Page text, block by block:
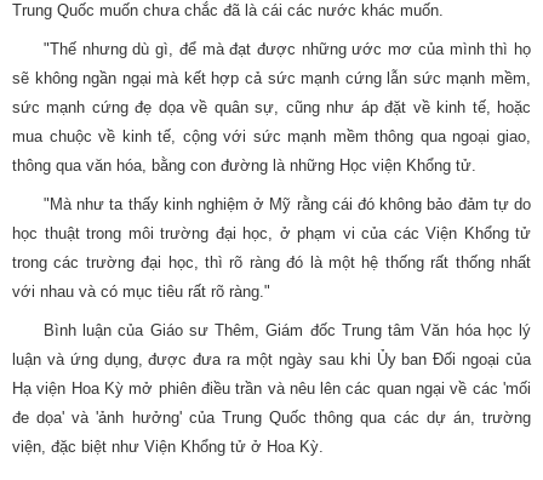
Trung Quốc muốn chưa chắc đã là cái các nước khác muốn.
"Thế nhưng dù gì, để mà đạt được những ước mơ của mình thì họ
sẽ không ngần ngại mà kết hợp cả sức mạnh cứng lẫn sức mạnh mềm,
sức mạnh cứng đẹ dọa về quân sự, cũng như áp đặt về kinh tế, hoặc
mua chuộc về kinh tế, cộng với sức mạnh mềm thông qua ngoại giao,
thông qua văn hóa, bằng con đường là những Học viện Khổng tử.
"Mà như ta thấy kinh nghiệm ở Mỹ rằng cái đó không bảo đảm tự do
học thuật trong môi trường đại học, ở phạm vi của các Viện Khổng tử
trong các trường đại học, thì rõ ràng đó là một hệ thống rất thống nhất
với nhau và có mục tiêu rất rõ ràng."
Bình luận của Giáo sư Thêm, Giám đốc Trung tâm Văn hóa học lý
luận và ứng dụng, được đưa ra một ngày sau khi Ủy ban Đối ngoại của
Hạ viện Hoa Kỳ mở phiên điều trần và nêu lên các quan ngại về các 'mối
đe dọa' và 'ảnh hưởng' của Trung Quốc thông qua các dự án, trường
viện, đặc biệt như Viện Khổng tử ở Hoa Kỳ.